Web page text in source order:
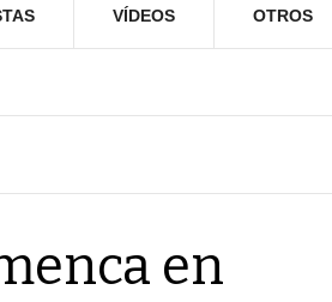
VÍDEOS OTROS
en